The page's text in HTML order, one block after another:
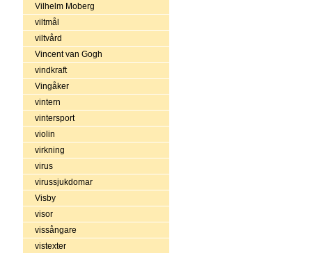
Vilhelm Moberg
viltmål
viltvård
Vincent van Gogh
vindkraft
Vingåker
vintern
vintersport
violin
virkning
virus
virussjukdomar
Visby
visor
vissångare
vistexter